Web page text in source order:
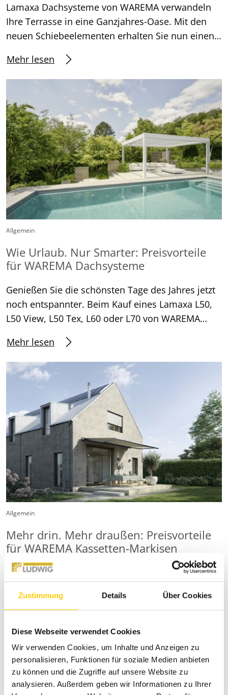
Zustimmung Details Über Cookies
Diese Webseite verwendet Cookies
Wir verwenden Cookies, um Inhalte und Anzeigen zu
personalisieren, Funktionen für soziale Medien anbieten
zu können und die Zugriffe auf unsere Website zu
analysieren. Außerdem geben wir Informationen zu Ihrer
Lamaxa Dachsysteme von WAREMA verwandeln
Ihre Terrasse in eine Ganzjahres-Oase. Mit den
neuen Schiebeelementen erhalten Sie nun einen…
Mehr lesen
Allgemein
Wie Urlaub. Nur Smarter: Preisvorteile
für WAREMA Dachsysteme
Genießen Sie die schönsten Tage des Jahres jetzt
noch entspannter. Beim Kauf eines Lamaxa L50,
L50 View, L50 Tex, L60 oder L70 von WAREMA…
Mehr lesen
Allgemein
Mehr drin. Mehr draußen: Preisvorteile
für WAREMA Kassetten-Markisen
Genießen Sie die schönsten Tage des Jahres jetzt
Beim Kauf einer WAREMA Kassetten-Markise